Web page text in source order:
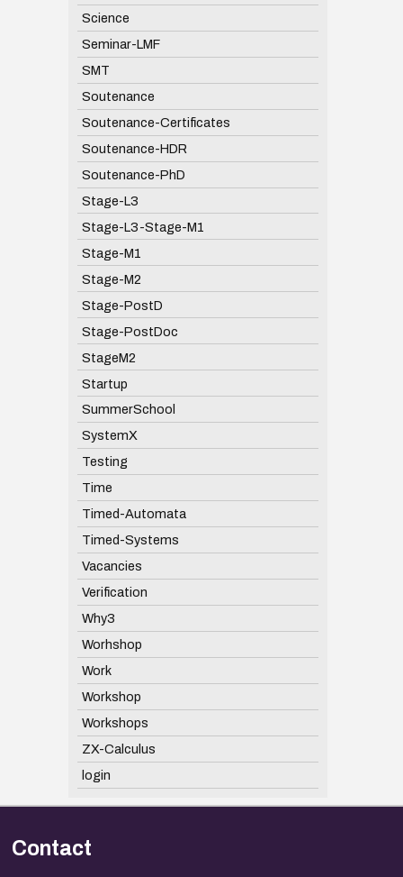
Science
Seminar-LMF
SMT
Soutenance
Soutenance-Certificates
Soutenance-HDR
Soutenance-PhD
Stage-L3
Stage-L3-Stage-M1
Stage-M1
Stage-M2
Stage-PostD
Stage-PostDoc
StageM2
Startup
SummerSchool
SystemX
Testing
Time
Timed-Automata
Timed-Systems
Vacancies
Verification
Why3
Worhshop
Work
Workshop
Workshops
ZX-Calculus
login
Contact